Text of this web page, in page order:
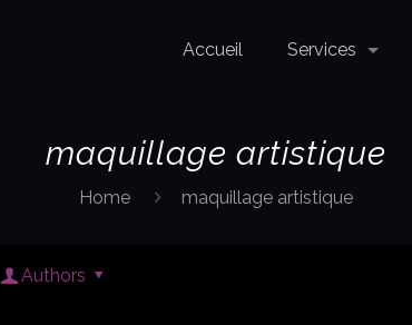
Accueil Services
maquillage artistique
Home maquillage artistique
Authors